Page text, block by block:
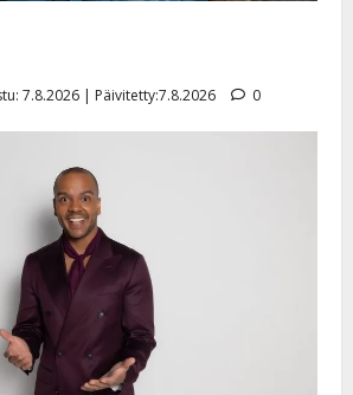
7.8.2026 | Päivitetty:7.8.2026 0